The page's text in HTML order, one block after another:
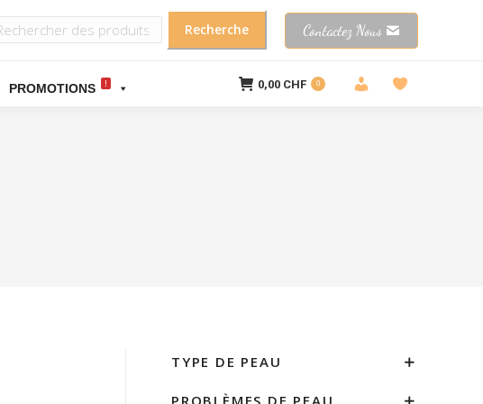
Contactez Nous
PROMOTIONS ! 0,00 CHF 0
TYPE DE PEAU
PROBLÈMES DE PEAU